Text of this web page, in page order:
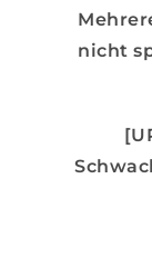
nicht